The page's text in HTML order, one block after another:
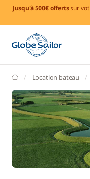
Jusqu'à 500€ offertssur
GlobeSailor
Location bateau